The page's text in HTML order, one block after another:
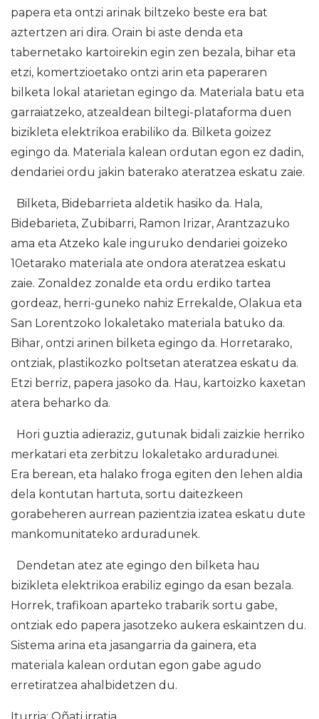
papera eta ontzi arinak biltzeko beste era bat
aztertzen ari dira. Orain bi aste denda eta
tabernetako kartoirekin egin zen bezala, bihar eta
etzi, komertzioetako ontzi arin eta paperaren
bilketa lokal atarietan egingo da. Materiala batu eta
garraiatzeko, atzealdean biltegi-plataforma duen
bizikleta elektrikoa erabiliko da. Bilketa goizez
egingo da. Materiala kalean ordutan egon ez dadin,
dendariei ordu jakin baterako ateratzea eskatu zaie.
Bilketa, Bidebarrieta aldetik hasiko da. Hala,
Bidebarieta, Zubibarri, Ramon Irizar, Arantzazuko
ama eta Atzeko kale inguruko dendariei goizeko
10etarako materiala ate ondora ateratzea eskatu
zaie. Zonaldez zonalde eta ordu erdiko tartea
gordeaz, herri-guneko nahiz Errekalde, Olakua eta
San Lorentzoko lokaletako materiala batuko da.
Bihar, ontzi arinen bilketa egingo da. Horretarako,
ontziak, plastikozko poltsetan ateratzea eskatu da.
Etzi berriz, papera jasoko da. Hau, kartoizko kaxetan
atera beharko da.
Hori guztia adieraziz, gutunak bidali zaizkie herriko
merkatari eta zerbitzu lokaletako arduradunei.
Era berean, eta halako froga egiten den lehen aldia
dela kontutan hartuta, sortu daitezkeen
gorabeheren aurrean pazientzia izatea eskatu dute
mankomunitateko arduradunek.
Dendetan atez ate egingo den bilketa hau
bizikleta elektrikoa erabiliz egingo da esan bezala.
Horrek, trafikoan aparteko trabarik sortu gabe,
ontziak edo papera jasotzeko aukera eskaintzen du.
Sistema arina eta jasangarria da gainera, eta
materiala kalean ordutan egon gabe agudo
erretiratzea ahalbidetzen du.